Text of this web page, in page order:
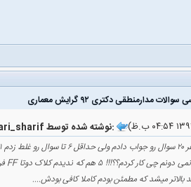
reza_memari_sharif نوشته شده توسط: